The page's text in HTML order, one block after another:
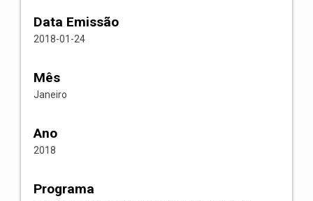
Data Emissão
2018-01-24
Mês
Janeiro
Ano
2018
Programa